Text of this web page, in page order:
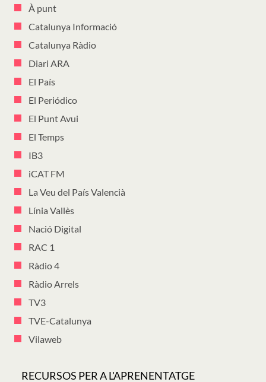
À punt
Catalunya Informació
Catalunya Ràdio
Diari ARA
El País
El Periódico
El Punt Avui
El Temps
IB3
iCAT FM
La Veu del País Valencià
Línia Vallès
Nació Digital
RAC 1
Ràdio 4
Ràdio Arrels
TV3
TVE-Catalunya
Vilaweb
RECURSOS PER A L'APRENENTATGE